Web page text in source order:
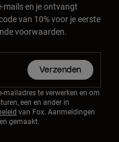
mails en je ontvangt
van 10% voor je eerste
voorwaarden.
Verzenden
te verwerken en om
een en ander in
van Fox. Aanmeldingen
gemaakt.